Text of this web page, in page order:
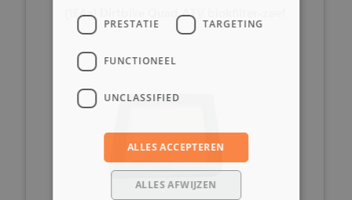
(1E4a) Dirtbike Quad ATV blokfilter-zeef
PRESTATIE TARGETING
FUNCTIONEEL
UNCLASSIFIED
ALLES ACCEPTEREN
ALLES AFWIJZEN